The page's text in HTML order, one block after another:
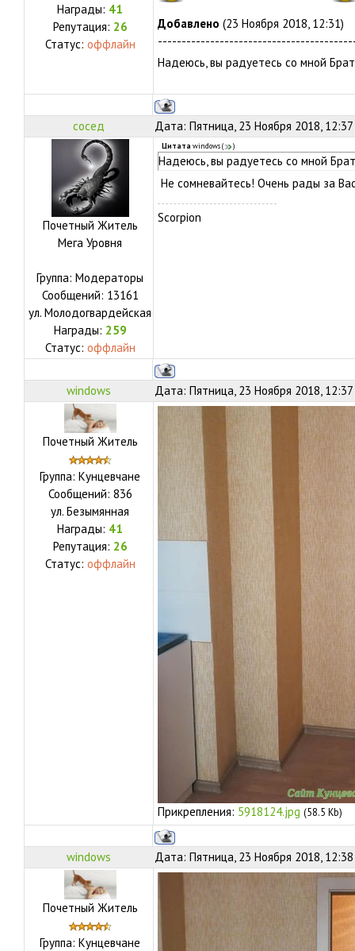
Награды: 41
Репутация: 26
Статус: оффлайн
Добавлено (23 Ноября 2018, 12:31)
Надеюсь, вы радуетесь со мной
сосед Дата: Пятница, 23 Ноября 2018,
Почетный Житель
Мега Уровня
Группа: Модераторы
Сообщений: 13161
ул. Молодогвардейская
Награды: 259
Статус: оффлайн
Цитата windows( )
Надеюсь, вы радуетесь со мной
Не сомневайтесь! Очень рады за
Scorpion
windows Дата: Пятница, 23 Ноября 2018,
Почетный Житель
Группа: Кунцевчане
Сообщений: 836
ул. Безымянная
Награды: 41
Репутация: 26
Статус: оффлайн
Прикрепления: 5918124.jpg (58.5 Kb)
windows Дата: Пятница, 23 Ноября 2018,
Почетный Житель
Группа: Кунцевчане